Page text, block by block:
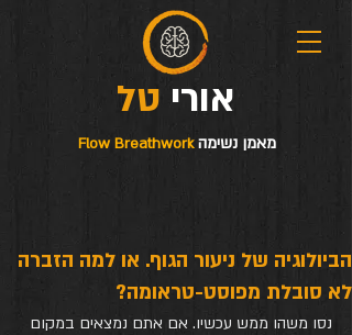
אורי
מאמן נשימהFlow Breathwork
הביולוגיה של ניעור הגוף. או למה הזברה
לא סובלת מפוסט-טראומה?
נסו משהו ממש עכשיו. אם אתם נמצאים במקום